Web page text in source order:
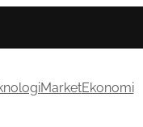
MarketEkonomi